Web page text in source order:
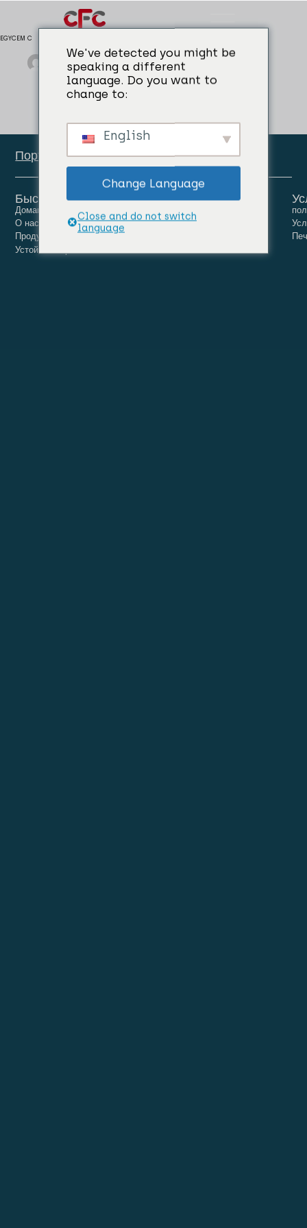
EGYCEM C
admin 04/04/2024 Ремонт бетона
Портал сотрудников
Быстрые ссылки
Домашняя страница
О нас
Продукты
Устойчивое развитие
НовостиСвязаться с нами
We've detected you might be
speaking a different
language. Do you want to
change to:
English
Change Language
Close and do not switch
language